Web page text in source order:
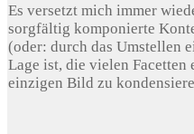
Es versetzt mich immer
sorgfältig komponierte
(oder: durch das Umstellen
Lage ist, die vielen
einzigen Bild zu